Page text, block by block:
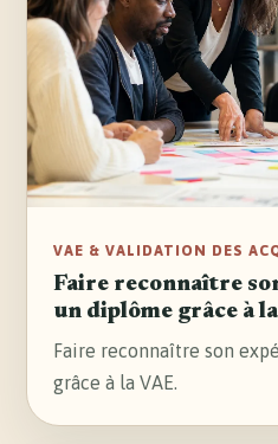
VAE & VALIDATION DES
Faire reconnaître
un diplôme grâce à
Faire reconnaître son
grâce à la VAE.